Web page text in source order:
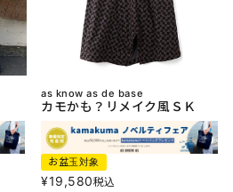
as know as de base
カモかも？リメイク風ＳＫ
お盆玉対象
¥19,580税込